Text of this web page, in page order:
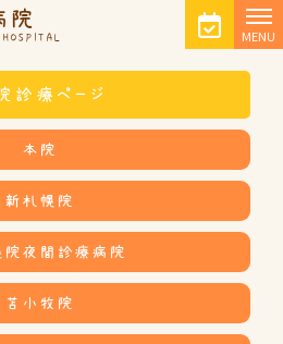
院
診療ページ
本院
新札幌院
院夜間診療病院
苫小牧院
MENU